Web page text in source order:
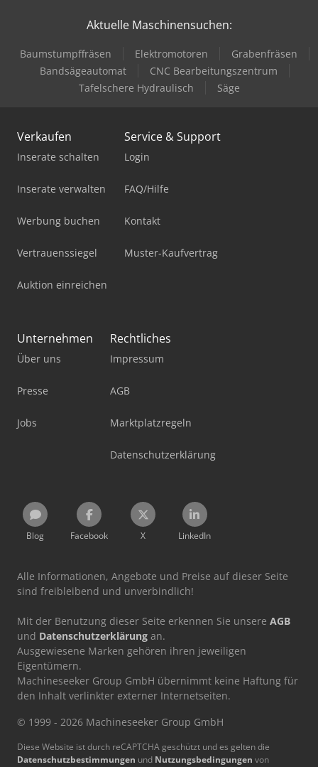
Aktuelle Maschinensuchen:
Baumstumpffräsen Elektromotoren
Grabenfräsen
Bandsägeautomat
CNC Bearbeitungszentrum
Tafelschere Hydraulisch
Säge
Verkaufen
Inserate schalten
Inserate verwalten
Werbung buchen
Vertrauenssiegel
Auktion einreichen
Service & Support
Login
FAQ/Hilfe
Kontakt
Muster-Kaufvertrag
Unternehmen
Über uns
Presse
Jobs
Rechtliches
Impressum
AGB
Marktplatzregeln
Datenschutzerklärung
Blog Facebook X LinkedIn
Alle Informationen, Angebote und Preise auf dieser Seite
sind freibleibend und unverbindlich!
Mit der Benutzung dieser Seite erkennen Sie unsere AGB
und Datenschutzerklärung an.
Ausgewiesene Marken gehören ihren jeweiligen
Eigentümern.
Machineseeker Group GmbH übernimmt keine Haftung für
den Inhalt verlinkter externer Internetseiten.
© 1999 - 2026 Machineseeker Group GmbH
Diese Website ist durch reCAPTCHA geschützt und es gelten die
Datenschutzbestimmungen und Nutzungsbedingungen von